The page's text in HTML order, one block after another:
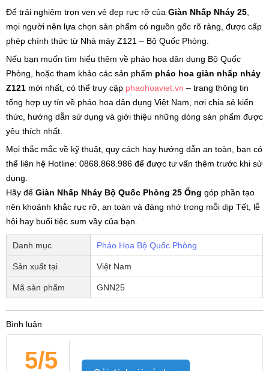
Để trải nghiệm trọn vẹn vẻ đẹp rực rỡ của Giàn Nhấp Nháy 25
mọi người nên lựa chọn sản phẩm có nguồn gốc rõ ràng, được cấp
phép chính thức từ Nhà máy Z121 – Bộ Quốc Phòng.
Nếu bạn muốn tìm hiểu thêm về pháo hoa dân dụng Bộ Quốc
Phòng, hoặc tham khảo các sản phẩm pháo hoa giàn nhấp nháy
Z121 mới nhất, có thể truy cập phaohoaviet.vn – trang thông tin
tổng hợp uy tín về pháo hoa dân dụng Việt Nam, nơi chia sẻ kiến
thức, hướng dẫn sử dụng và giới thiệu những dòng sản phẩm được
yêu thích nhất.
Mọi thắc mắc về kỹ thuật, quy cách hay hướng dẫn an toàn, bạn có
thể liên hệ Hotline: 0868.868.986 để được tư vấn thêm trước khi sử
dụng.
Hãy để Giàn Nhấp Nháy Bộ Quốc Phòng 25 Ống góp phần tạo
nên khoảnh khắc rực rỡ, an toàn và đáng nhớ trong mỗi dịp Tết, lễ
hội hay buổi tiệc sum vầy của bạn.
Danh mục Pháo Hoa Bộ Quốc Phòng
Sản xuất tại Việt Nam
Mã sản phẩm GNN25
Bình luận
5/5